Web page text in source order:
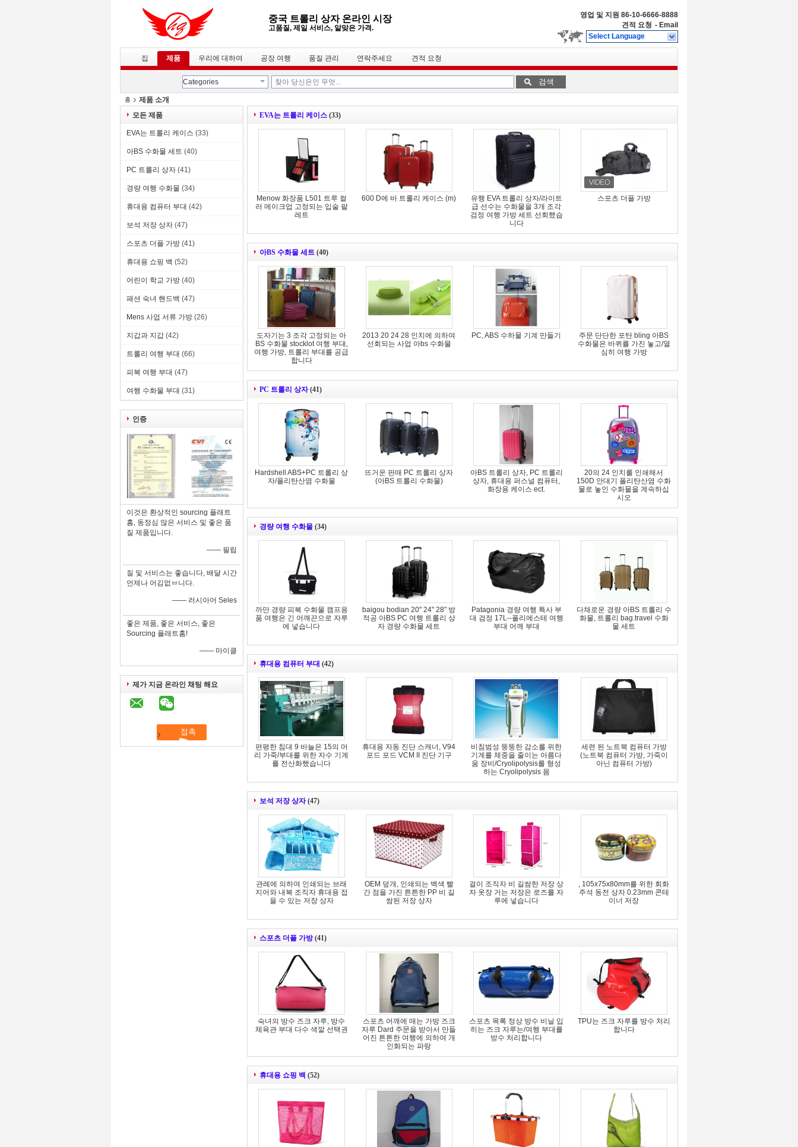
중국 트롤리 상자 온라인 시장
고품질, 제일 서비스, 알맞은 가격.
영업 및 지원 86-10-6666-8888
견적 요청 - Email
Select Language
집 제품 우리에 대하여 공장 여행 품질 관리 연락주세요 견적 요청
Categories 검색
홈
제품 소개
모든 제품
EVA는 트롤리 케이스 (33)
아BS 수화물 세트 (40)
PC 트롤리 상자 (41)
경량 여행 수화물 (34)
휴대용 컴퓨터 부대 (42)
보석 저장 상자 (47)
스포츠 더플 가방 (41)
휴대용 쇼핑 백 (52)
어린이 학교 가방 (40)
패션 숙녀 핸드백 (47)
Mens 사업 서류 가방 (26)
지갑과 지갑 (42)
트롤리 여행 부대 (66)
피복 여행 부대 (47)
여행 수화물 부대 (31)
인증
이것은 환상적인 sourcing 플래트
홈, 동정심 많은 서비스 및 좋은 품
질 제품입니다.
—— 필립
질 및 서비스는 좋습니다, 배달 시간
언제나 어김없ㅂ니다.
—— 러시아어 Seles
좋은 제품, 좋은 서비스, 좋은
Sourcing 플래트홈!
—— 마이클
제가 지금 온라인 채팅 해요
EVA는 트롤리 케이스 (33)
Menow 화장품 L501 트루 컬
러 메이크업 고정되는 입술 팔
레트
600 D에 바 트롤리 케이스 (m)
유행 EVA 트롤리 상자/라이트
급 선수는 수화물을 3개 조각
검정 여행 가방 세트 선회했습
니다
스포츠 더플 가방
아BS 수화물 세트 (40)
도자기는 3 조각 고정되는 아
BS 수화물 stocklot 여행 부대,
여행 가방, 트롤리 부대를 공급
합니다
2013 20 24 28 인치에 의하여
선회되는 사업 아bs 수화물
PC, ABS 수하물 기계 만들기
주문 단단한 포탄 bling 아BS
수화물은 바퀴를 가진 놓고/열
심히 여행 가방
PC 트롤리 상자 (41)
Hardshell ABS+PC 트롤리 상
자/폴리탄산염 수화물
뜨거운 판매 PC 트롤리 상자
(아BS 트롤리 수화물)
아BS 트롤리 상자, PC 트롤리
상자, 휴대용 퍼스널 컴퓨터,
화장용 케이스 ect.
20의 24 인치를 인쇄해서
150D 안대기 폴리탄산염 수화
물로 놓인 수화물을 계속하십
시오
경량 여행 수화물 (34)
까만 경량 피복 수화물 캠프용
품 여행은 긴 어깨끈으로 자루
에 넣습니다
baigou bodian 20" 24" 28" 방
적공 아BS PC 여행 트롤리 상
자 경량 수화물 세트
Patagonia 경량 여행 특사 부
대 검정 17L--폴리에스테 여행
부대 어깨 부대
다채로운 경량 아BS 트롤리 수
화물, 트롤리 bag.travel 수화
물 세트
휴대용 컴퓨터 부대 (42)
편평한 침대 9 바늘은 15의 머
리 가죽/부대를 위한 자수 기계
를 전산화했습니다
휴대용 자동 진단 스캐너, V94
포드 포드 VCM II 진단 기구
비침범성 뚱뚱한 감소를 위한
기계를 체중을 줄이는 아름다
움 장비/Cryolipolysis를 형성
하는 Cryolipolysis 몸
세련 된 노트북 컴퓨터 가방
(노트북 컴퓨터 가방, 가죽이
아닌 컴퓨터 가방)
보석 저장 상자 (47)
관례에 의하여 인쇄되는 브래
지어와 내복 조직자 휴대용 접
을 수 있는 저장 상자
OEM 덮개, 인쇄되는 백색 빨
간 점을 가진 튼튼한 PP 비 길
쌈된 저장 상자
걸이 조직자 비 길쌈한 저장 상
자 옷장 거는 저장은 로즈를 자
루에 넣습니다
, 105x75x80mm를 위한 회화
주석 동전 상자 0.23mm 콘테
이너 저장
스포츠 더플 가방 (41)
숙녀의 방수 즈크 자루, 방수
체육관 부대 다수 색깔 선택권
스포츠 어깨에 매는 가방 즈크
자루 Dard 주문을 받아서 만들
어진 튼튼한 여행에 의하여 개
인화되는 파랑
스포츠 목록 정상 방수 비닐 입
히는 즈크 자루는/여행 부대를
방수 처리합니다
TPU는 즈크 자루를 방수 처리
합니다
휴대용 쇼핑 백 (52)